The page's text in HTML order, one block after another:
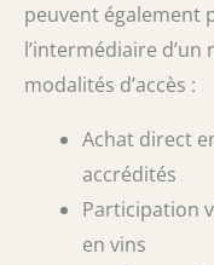
peuvent également
l’intermédiaire
modalités d’accès :
Achat direct
accrédités
Participation
en vins